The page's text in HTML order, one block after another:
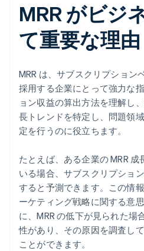
MRR がビジ
て重要な理由
MRR は、サブスクリプション
採用する企業にとって強力な
ョン収益の算出方法を理解し
長トレンドを特定し、問題領
定を行うのに役立ちます。
たとえば、ある企業の MRR 成
いる場合、サブスクリプショ
すると予測できます。この情
ーケティング戦略に関する意
に、MRR の低下が見られた場
性があり、その原因を調査し
ことができます。